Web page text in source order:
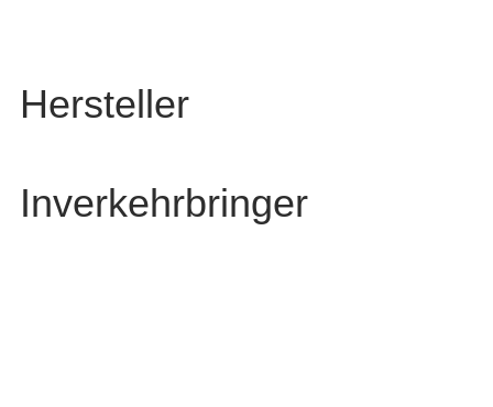
Hersteller
Inverkehrbringer